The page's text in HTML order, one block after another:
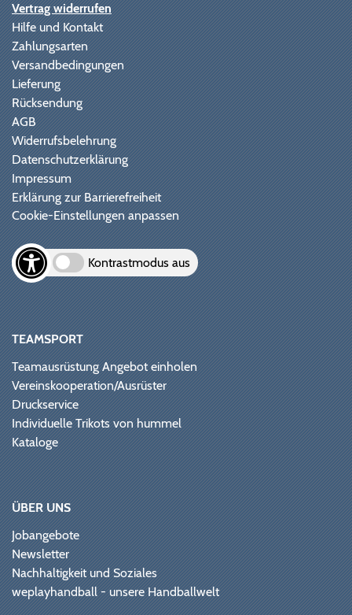
Vertrag widerrufen
Hilfe und Kontakt
Zahlungsarten
Versandbedingungen
Lieferung
Rücksendung
AGB
Widerrufsbelehrung
Datenschutzerklärung
Impressum
Erklärung zur Barrierefreiheit
Cookie-Einstellungen anpassen
Kontrastmodus aus
TEAMSPORT
Teamausrüstung Angebot einholen
Vereinskooperation/Ausrüster
Druckservice
Individuelle Trikots von hummel
Kataloge
ÜBER UNS
Jobangebote
Newsletter
Nachhaltigkeit und Soziales
weplayhandball - unsere Handballwelt